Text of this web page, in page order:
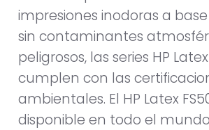
impresiones inodoras a
sin contaminantes
peligrosos, las series HP Latex
cumplen con las
ambientales. El HP Latex
disponible en todo el